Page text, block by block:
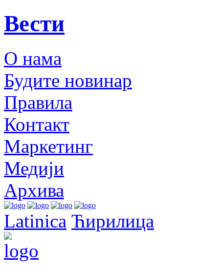
Вести
О нама
Будите новинар
Правила
Контакт
Маркетинг
Медији
Архива
Latinica Ћирилица